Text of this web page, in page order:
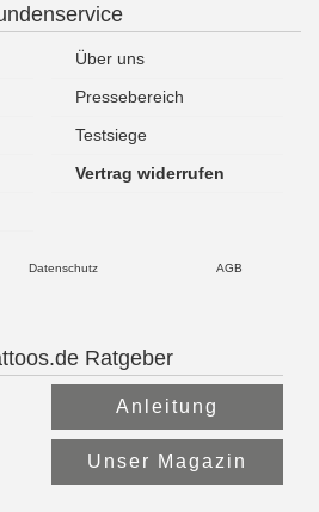
Über uns
Pressebereich
Testsiege
Vertrag widerrufen
Datenschutz AGB
Ratgeber
Anleitung
Unser Magazin